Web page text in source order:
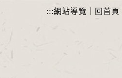
:::網站導覽 回首頁